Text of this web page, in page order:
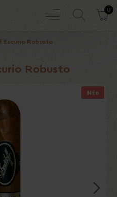
0
Escurio Robusto
Robusto
Νέο